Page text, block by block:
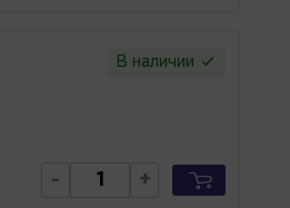
В наличии
- +